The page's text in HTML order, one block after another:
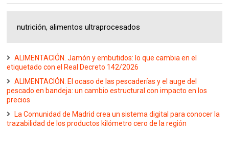
nutrición, alimentos ultraprocesados
ALIMENTACIÓN. Jamón y embutidos: lo que cambia en el
etiquetado con el Real Decreto 142/2026
ALIMENTACIÓN. El ocaso de las pescaderías y el auge del
pescado en bandeja: un cambio estructural con impacto en los
precios
La Comunidad de Madrid crea un sistema digital para conocer la
trazabilidad de los productos kilómetro cero de la región